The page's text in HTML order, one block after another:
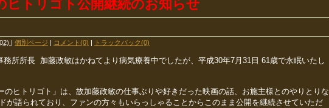
ヒトリゴト公開継続のお知らせ
個別ページ コメント(0) トラックバック(0)
所所長 加藤政敏はかねてより病気療養中でしたが、平成30年7月31日 61歳で永眠いたし
のヒトリゴト」は、故加藤政敏の仕事ぶりや好きだった映画の話、お施主様とのやりとりな
が語られており、ファンの方々もいらっしゃることからこのまま公開を継続させていただ